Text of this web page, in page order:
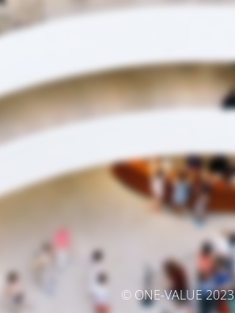
© ONE-VALUE 2023